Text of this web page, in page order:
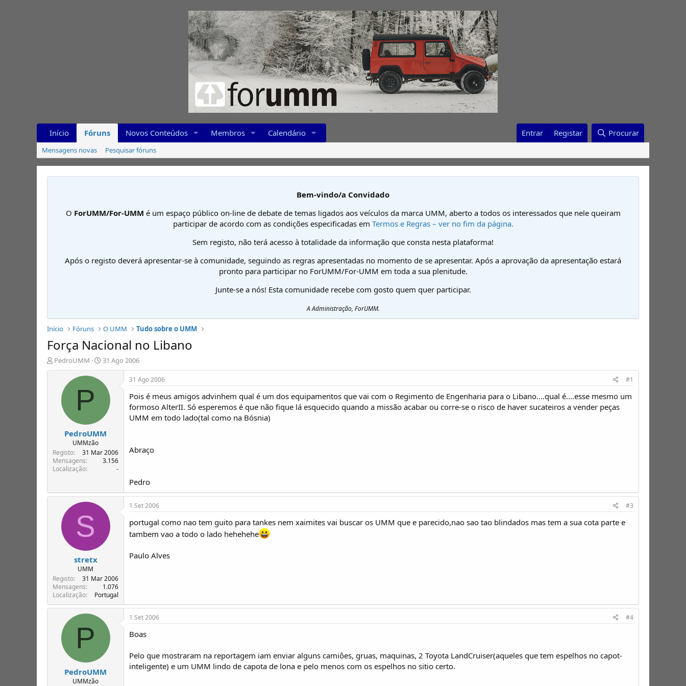
Início Fóruns Novos Conteúdos Membros Calendário Entrar Registar Procurar
Mensagens novas Pesquisar fóruns
Bem-vindo/a Convidado
O ForUMM/For-UMM é um espaço público on-line de debate de temas ligados aos veículos da marca UMM, aberto a todos os interessados que nele queiram
participar de acordo com as condições especificadas em Termos e Regras – ver no fim da página.
Sem registo, não terá acesso à totalidade da informação que consta nesta plataforma!
Após o registo deverá apresentar-se à comunidade, seguindo as regras apresentadas no momento de se apresentar. Após a aprovação da apresentação estará
pronto para participar no ForUMM/For-UMM em toda a sua plenitude.
Junte-se a nós! Esta comunidade recebe com gosto quem quer participar.
A Administração, ForUMM.
Início Fóruns O UMM Tudo sobre o UMM
Força Nacional no Libano
I
n
e
T
ó
c
PedroUMM
D
a
a
i
í
i
o
31 Ago 2006
P
PedroUMM
UMMzão
Registo
31 Mar 2006
Mensagens
3.156
Localização
-
31 Ago 2006 #1
Pois é meus amigos advinhem qual é um dos equipamentos que vai com o Regimento de Engenharia para o Libano....qual é....esse mesmo um
formoso AlterII. Só esperemos é que não fique lá esquecido quando a missão acabar ou corre-se o risco de haver sucateiros a vender peças
UMM em todo lado(tal como na Bósnia)
Abraço
Pedro
S
stretx
UMM
Registo
31 Mar 2006
Mensagens
1.076
Localização
Portugal
1 Set 2006 #3
portugal como nao tem guito para tankes nem xaimites vai buscar os UMM que e parecido,nao sao tao blindados mas tem a sua cota parte e
tambem vao a todo o lado hehehehe
Paulo Alves
P
PedroUMM
UMMzão
1 Set 2006 #4
Boas
Pelo que mostraram na reportagem iam enviar alguns camiôes, gruas, maquinas, 2 Toyota LandCruiser(aqueles que tem espelhos no capot-
inteligente) e um UMM lindo de capota de lona e pelo menos com os espelhos no sitio certo.